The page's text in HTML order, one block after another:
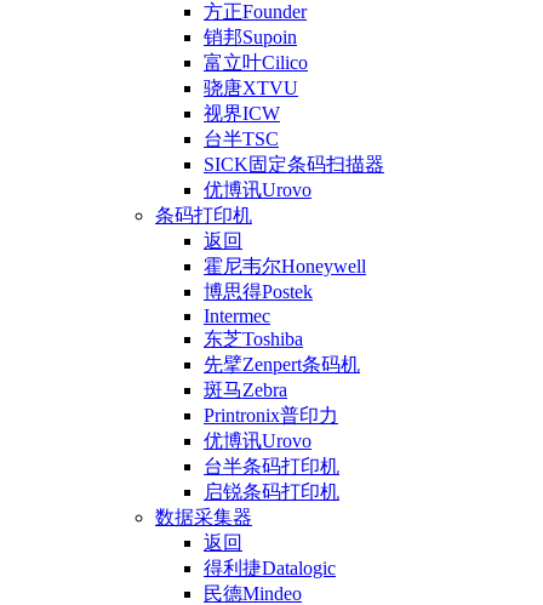
方正Founder
销邦Supoin
富立叶Cilico
骁唐XTVU
视界ICW
台半TSC
SICK固定条码扫描器
优博讯Urovo
条码打印机
返回
霍尼韦尔Honeywell
博思得Postek
Intermec
东芝Toshiba
先擘Zenpert条码机
斑马Zebra
Printronix普印力
优博讯Urovo
台半条码打印机
启锐条码打印机
数据采集器
返回
得利捷Datalogic
民德Mindeo